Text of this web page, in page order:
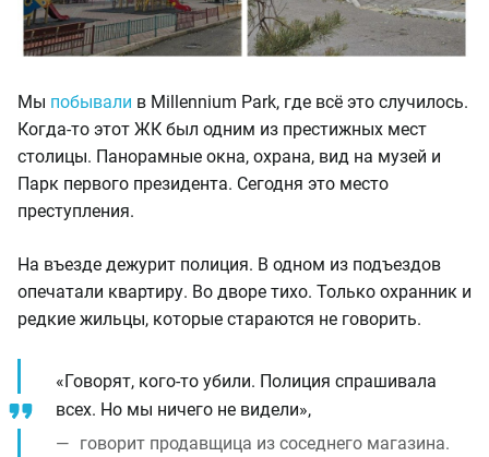
Мы побывали в Millennium Park, где всё это случилось.
Когда-то этот ЖК был одним из престижных мест
столицы. Панорамные окна, охрана, вид на музей и
Парк первого президента. Сегодня это место
преступления.
На въезде дежурит полиция. В одном из подъездов
опечатали квартиру. Во дворе тихо. Только охранник и
редкие жильцы, которые стараются не говорить.
«Говорят, кого-то убили. Полиция спрашивала
всех. Но мы ничего не видели»,
говорит продавщица из соседнего магазина.